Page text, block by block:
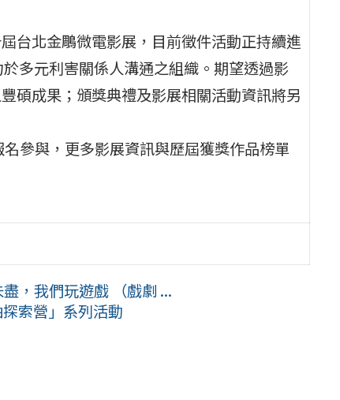
台北金鵰微電影展，目前徵件活動正持續進
多元利害關係人溝通之組織。期望透過影
碩成果；頒獎典禮及影展相關活動資訊將另
參與，更多影展資訊與歷屆獲獎作品榜單
，我們玩遊戲 （戲劇 ...
索營」系列活動